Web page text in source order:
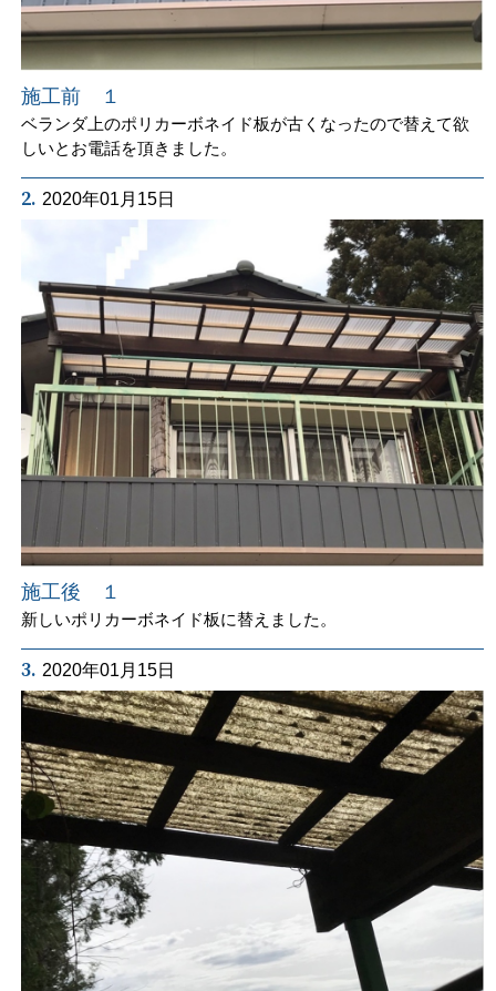
施工前 １
ベランダ上のポリカーボネイド板が古くなったので替えて欲
しいとお電話を頂きました。
2. 2020年01月15日
施工後 １
新しいポリカーボネイド板に替えました。
3. 2020年01月15日